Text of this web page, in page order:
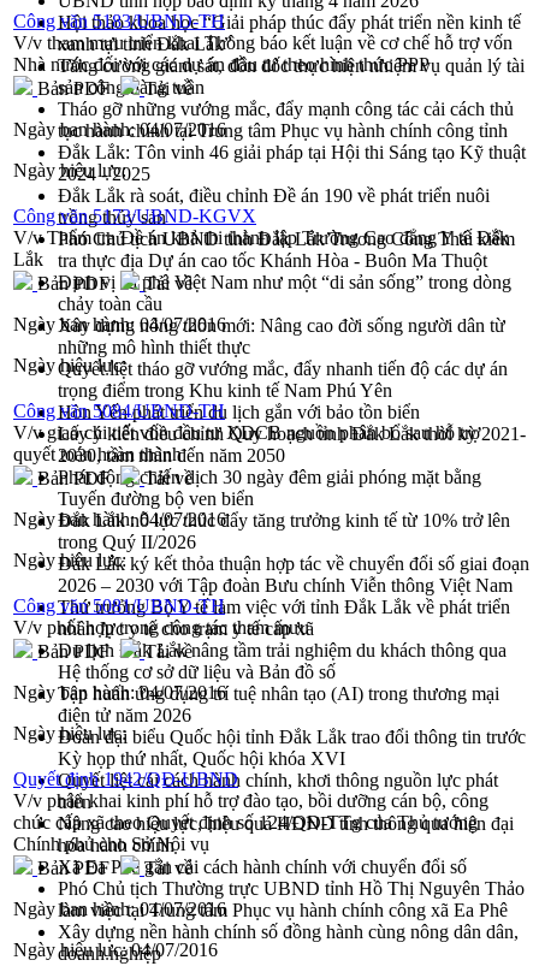
Hội thảo khoa học “Giải pháp thúc đẩy phát triển nền kinh tế
xanh tại tỉnh Đắk Lắk”
Tăng cường giám sát, đôn đốc thực hiện nhiệm vụ quản lý tài
sản công hàng tuần
Tháo gỡ những vướng mắc, đẩy mạnh công tác cải cách thủ
tục hành chính tại Trung tâm Phục vụ hành chính công tỉnh
Đắk Lắk: Tôn vinh 46 giải pháp tại Hội thi Sáng tạo Kỹ thuật
2024 - 2025
Đắk Lắk rà soát, điều chỉnh Đề án 190 về phát triển nuôi
trồng thủy sản
Phó Chủ tịch UBND tỉnh Đắk Lắk Trương Công Thái kiểm
tra thực địa Dự án cao tốc Khánh Hòa - Buôn Ma Thuột
Định vị cà phê Việt Nam như một “di sản sống” trong dòng
chảy toàn cầu
Xây dựng nông thôn mới: Nâng cao đời sống người dân từ
những mô hình thiết thực
Quyết liệt tháo gỡ vướng mắc, đẩy nhanh tiến độ các dự án
trọng điểm trong Khu kinh tế Nam Phú Yên
Hòn Yến phát triển du lịch gắn với bảo tồn biển
Lấy ý kiến điều chỉnh Quy hoạch tỉnh Đắk Lắk thời kỳ 2021-
2030, tầm nhìn đến năm 2050
Phát động chiến dịch 30 ngày đêm giải phóng mặt bằng
Tuyến đường bộ ven biển
Đắk Lắk nỗ lực thúc đẩy tăng trưởng kinh tế từ 10% trở lên
trong Quý II/2026
Đắk Lắk ký kết thỏa thuận hợp tác về chuyển đổi số giai đoạn
2026 – 2030 với Tập đoàn Bưu chính Viễn thông Việt Nam
Thứ trưởng Bộ Y tế làm việc với tỉnh Đắk Lắk về phát triển
nhân lực y tế cho trạm y tế cấp xã
Du lịch Đắk Lắk nâng tầm trải nghiệm du khách thông qua
Hệ thống cơ sở dữ liệu và Bản đồ số
Tập huấn ứng dụng trí tuệ nhân tạo (AI) trong thương mại
điện tử năm 2026
Đoàn đại biểu Quốc hội tỉnh Đắk Lắk trao đổi thông tin trước
Kỳ họp thứ nhất, Quốc hội khóa XVI
Quyết liệt cải cách hành chính, khơi thông nguồn lực phát
triển
Nâng cao hiệu lực, hiệu quả HĐND tỉnh thông qua hiện đại
hóa hành chính
Xã Ea Phê gắn cải cách hành chính với chuyển đổi số
Phó Chủ tịch Thường trực UBND tỉnh Hồ Thị Nguyên Thảo
làm việc tại Trung tâm Phục vụ hành chính công xã Ea Phê
Xây dựng nền hành chính số đồng hành cùng nông dân dân,
doanh nghiệp
Công văn 5183/UBND-TH
V/v tham mưu triển khai Thông báo kết luận về cơ chế hỗ trợ vốn
Nhà nước đối với các dự án đầu tư theo hình thức PPP
Bản PDF
Tải về
Ngày ban hành:04/07/2016
Ngày hiệu lực:
Công văn 5173/UBND-KGVX
V/v Thẩm tra Đề án khả thi thành lập Trường Cao đẳng Y tế Đắk
Lắk
Bản PDF
Tải về
Ngày ban hành: 04/07/2016
Ngày hiệu lực:
Công văn 5084/UBND-TH
V/v giao chi tiết vốn đầu tư XDCB nguồn phân bổ sau hỗ trợ
quyết toán hoàn thành
Bản PDF
Tải về
Ngày ban hành:04/07/2016
Ngày hiệu lực:
Công văn 5081/UBND-TH
V/v phối hợp trong công tác tham mưu
Bản PDF
Tải về
Ngày ban hành:04/07/2016
Ngày hiệu lực:
Quyết định 1942/QĐ-UBND
V/v phân khai kinh phí hỗ trợ đào tạo, bồi dưỡng cán bộ, công
chức cấp xã theo Quyết định số 124/QĐ-TTg của Thủ tướng
Chính phủ cho Sở Nội vụ
Bản PDF
Tải về
Ngày ban hành:04/07/2016
Ngày hiệu lực:04/07/2016